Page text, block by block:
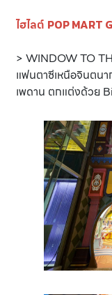
ไฮไลต์ POP MART
> WINDOW TO
แฟนตาซีเหนือจินตนา
เพดาน ตกแต่งด้วย